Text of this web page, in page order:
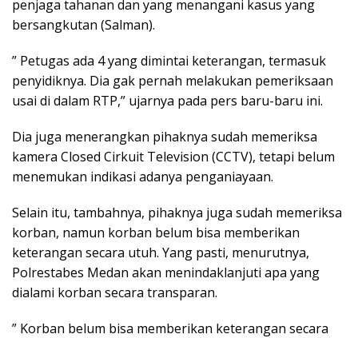
penjaga tahanan dan yang menangani kasus yang
bersangkutan (Salman).
” Petugas ada 4 yang dimintai keterangan, termasuk
penyidiknya. Dia gak pernah melakukan pemeriksaan
usai di dalam RTP,” ujarnya pada pers baru-baru ini.
Dia juga menerangkan pihaknya sudah memeriksa
kamera Closed Cirkuit Television (CCTV), tetapi belum
menemukan indikasi adanya penganiayaan.
Selain itu, tambahnya, pihaknya juga sudah memeriksa
korban, namun korban belum bisa memberikan
keterangan secara utuh. Yang pasti, menurutnya,
Polrestabes Medan akan menindaklanjuti apa yang
dialami korban secara transparan.
” Korban belum bisa memberikan keterangan secara